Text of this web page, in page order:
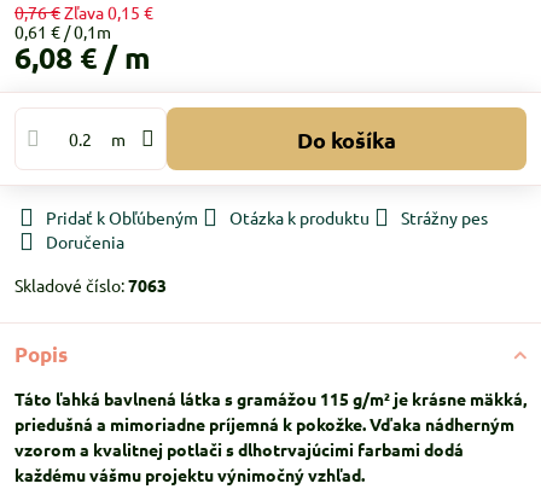
0,76 €Zľava0,15 €
0,61 €
6,08 € / m
m Do košíka
Pridať k Obľúbeným Otázka k produktu
Strážny pes
Doručenia
Skladové číslo:7063
Popis
Táto ľahká bavlnená látka s gramážou 115 g/m² je krásne mäkká,
priedušná a mimoriadne príjemná k pokožke. Vďaka nádherným
vzorom a kvalitnej potlači s dlhotrvajúcimi farbami dodá
každému vášmu projektu výnimočný vzhľad.